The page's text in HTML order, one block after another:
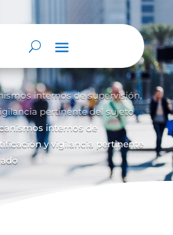
internos de supervisión,
pertinente del sujeto
internos de
y vigilancia pertinente